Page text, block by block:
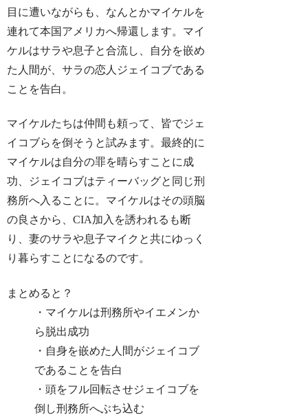
目に遭いながらも、なんとかマイケルを
連れて本国アメリカへ帰還します。マイ
ケルはサラや息子と合流し、自分を嵌め
た人間が、サラの恋人ジェイコブである
ことを告白。
マイケルたちは仲間も頼って、皆でジェ
イコブらを倒そうと試みます。最終的に
マイケルは自分の罪を晴らすことに成
功、ジェイコブはティーバッグと同じ刑
務所へ入ることに。マイケルはその頭脳
の良さから、CIA加入を誘われるも断
り、妻のサラや息子マイクと共にゆっく
り暮らすことになるのです。
まとめると？
・マイケルは刑務所やイエメンか
ら脱出成功
・自身を嵌めた人間がジェイコブ
であることを告白
・頭をフル回転させジェイコブを
倒し刑務所へぶち込む